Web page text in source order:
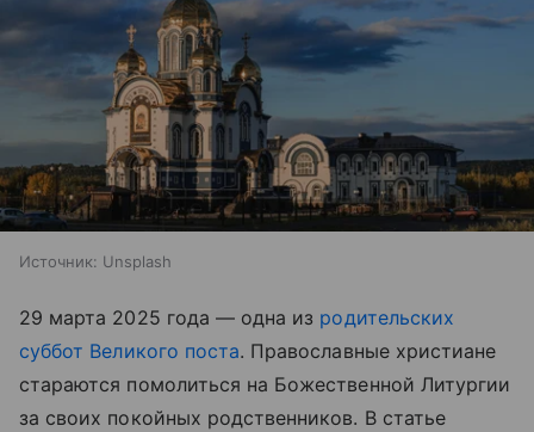
Источник: Unsplash
29 марта 2025 года — одна из родительских
суббот Великого поста. Православные христиане
стараются помолиться на Божественной Литургии
за своих покойных родственников. В статье